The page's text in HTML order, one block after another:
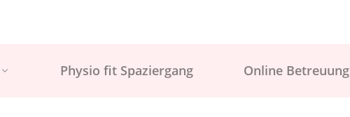
Physio fit Spaziergang Online Betreuung